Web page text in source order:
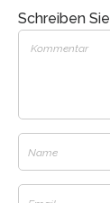
Schreiben